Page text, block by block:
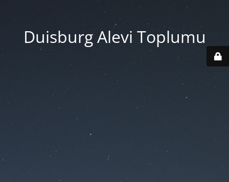
Duisburg Alevi Toplumu